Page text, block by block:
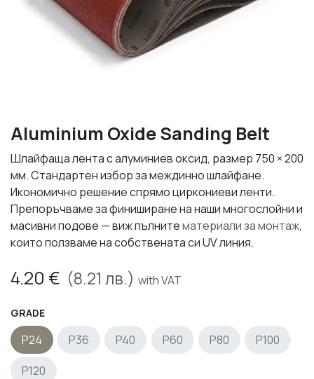
Aluminium Oxide Sanding Belt
Шлайфаща лента с алуминиев оксид, размер 750 × 200
мм. Стандартен избор за междинно шлайфане.
Икономично решение спрямо циркониеви ленти.
Препоръчваме за финиширане на наши многослойни и
масивни подове — виж пълнитематериали за монтаж,
които ползваме на собствената си UV линия.
4.20 € (8.21 лв.) with VAT
GRADE
P24 P36 P40 P60 P80
P100
P120